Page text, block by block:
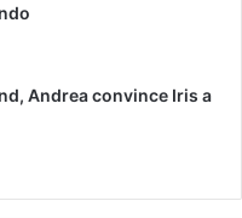
Andrea convince Iris a